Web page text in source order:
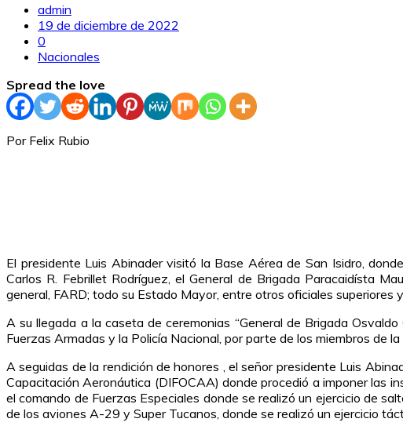
admin
19 de diciembre de 2022
0
Nacionales
Spread the love
Por Felix Rubio
El presidente Luis Abinader visitó la Base Aérea de San Isidro,
Carlos R. Febrillet Rodríguez, el General de Brigada Paracaidísta
general, FARD; todo su Estado Mayor, entre otros oficiales superiores
A su llegada a la caseta de ceremonias “General de Brigada
Fuerzas Armadas y la Policía Nacional, por parte de los miembros de
A seguidas de la rendición de honores , el señor presidente Luis
Capacitación Aeronáutica (DIFOCAA) donde procedió a imponer las
el comando de Fuerzas Especiales donde se realizó un ejercicio de
de los aviones A-29 y Super Tucanos, donde se realizó un ejercicio